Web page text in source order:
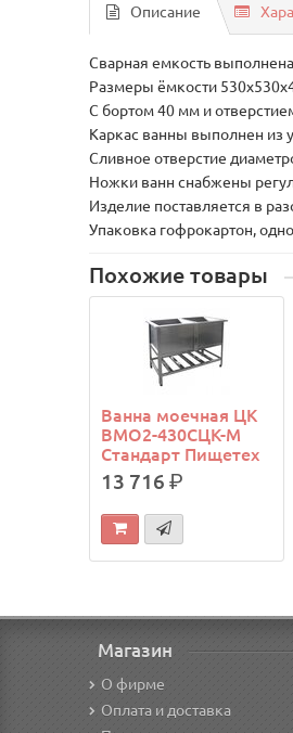
Описание
Сварная емкость
Размеры ёмкости
С бортом 40 мм и
Каркас ванны выполнен из
Сливное отверстие
Ножки ванн снабжены
Изделие поставляется в
Упаковка гофрокартон,
Похожие товары
Ванна моечная ЦК
ВМО2-430СЦК-М
Стандарт Пищетех
13 716р.
Магазин
О фирме
Оплата и доставка